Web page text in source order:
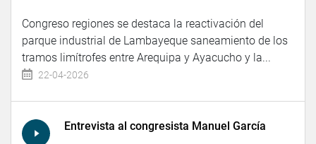
Congreso regiones se destaca la reactivación del
parque industrial de Lambayeque saneamiento de los
tramos limítrofes entre Arequipa y Ayacucho y la...
22-04-2026
Entrevista al congresista Manuel García